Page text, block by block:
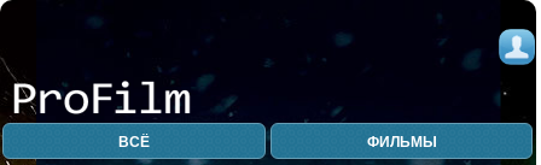
ВСЁ ФИЛЬМЫ